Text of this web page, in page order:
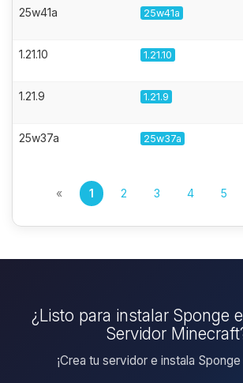
25w41a 25w41a
1.21.10 1.21.10
1.21.9 1.21.9
25w37a 25w37a
« 1 2 3 4 5
¿Listo para instalar Sponge
Servidor
¡Crea tu servidor e instala